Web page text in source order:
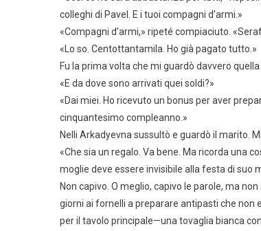
colleghi di Pavel. E i tuoi compagni d’armi.»
«Compagni d’armi,» ripeté compiaciuto.
«Lo so. Centottantamila. Ho già pagato tutto.»
Fu la prima volta che mi guardò davvero
«E da dove sono arrivati quei soldi?»
«Dai miei. Ho ricevuto un bonus per aver
cinquantesimo compleanno.»
Nelli Arkadyevna sussultò e guardò il marito.
«Che sia un regalo. Va bene. Ma ricorda una
moglie deve essere invisibile alla festa di suo
Non capivo. O meglio, capivo le parole, ma
giorni ai fornelli a preparare antipasti che non
per il tavolo principale—una tovaglia bianca